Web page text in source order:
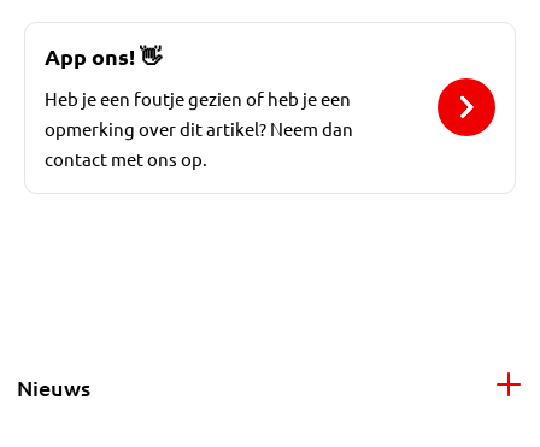
App ons! 👋
Heb je een foutje gezien of heb je een
opmerking over dit artikel? Neem dan
contact met ons op.
Nieuws